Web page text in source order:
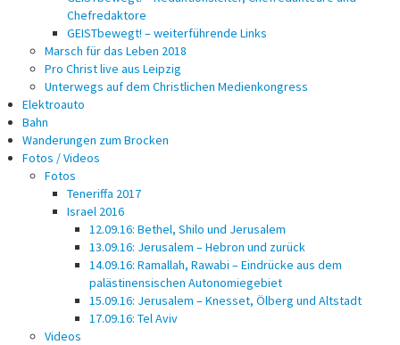
Chefredaktore
GEISTbewegt! – weiterführende Links
Marsch für das Leben 2018
Pro Christ live aus Leipzig
Unterwegs auf dem Christlichen Medienkongress
Elektroauto
Bahn
Wanderungen zum Brocken
Fotos / Videos
Fotos
Teneriffa 2017
Israel 2016
12.09.16: Bethel, Shilo und Jerusalem
13.09.16: Jerusalem – Hebron und zurück
14.09.16: Ramallah, Rawabi – Eindrücke aus dem
palästinensischen Autonomiegebiet
15.09.16: Jerusalem – Knesset, Ölberg und Altstadt
17.09.16: Tel Aviv
Videos